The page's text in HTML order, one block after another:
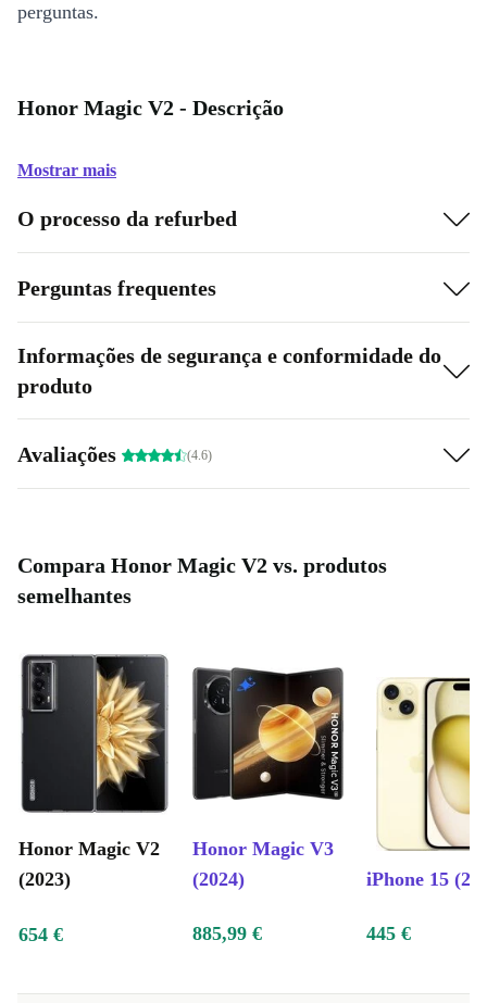
perguntas.
Honor Magic V2 - Descrição
Mostrar mais
O processo da refurbed
Perguntas frequentes
Informações de segurança e conformidade do
produto
Avaliações (4.6)
Compara Honor Magic V2 vs. produtos
semelhantes
Honor Magic V2
(2023)
Honor Magic V3
(2024)
iPhone 15
654 € 885,99 € 445 €